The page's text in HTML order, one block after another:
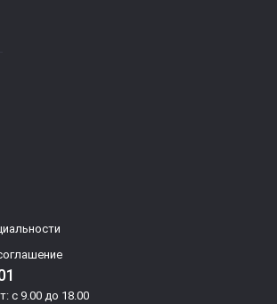
с 9.00 до 18.00